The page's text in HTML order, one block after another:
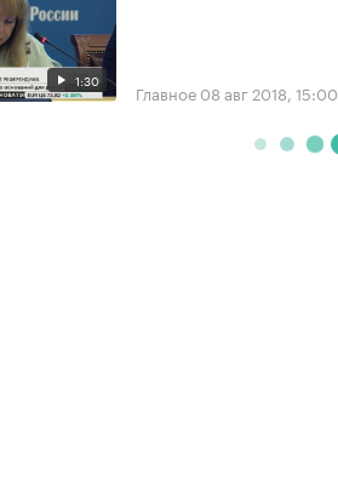
1:30 Главное 08 авг 2018, 15:00